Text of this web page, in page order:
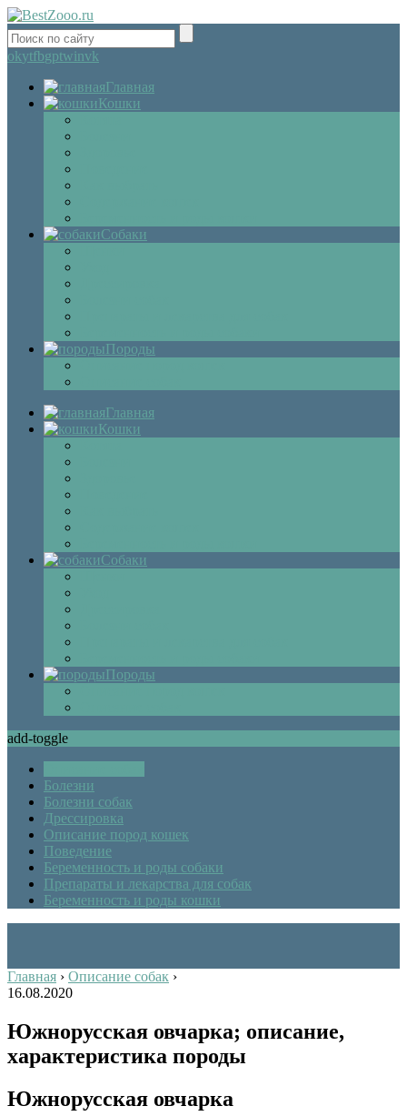
okytfbgptwinvk
Главная
Кошки
Собаки
Породы
Главная
Кошки
Собаки
Породы
add-toggle
Болезни
Болезни собак
Дрессировка
Описание пород кошек
Поведение
Беременность и роды собаки
Препараты и лекарства для собак
Беременность и роды кошки
Главная › Описание собак ›
16.08.2020
Южнорусская овчарка; описание,
характеристика породы
Южнорусская овчарка